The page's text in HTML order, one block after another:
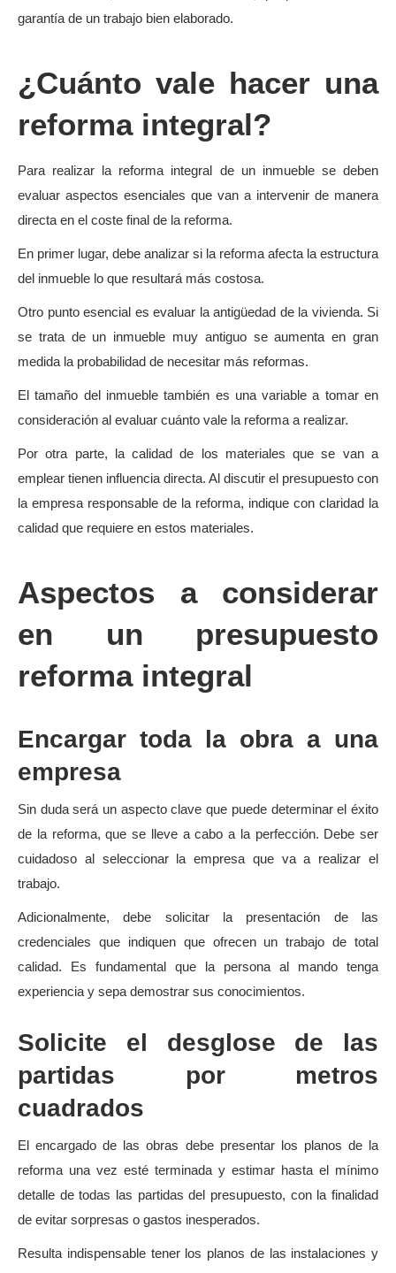
garantía de un trabajo bien elaborado.
¿Cuánto vale hacer una
reforma integral?
Para realizar la reforma integral de un inmueble se deben
evaluar aspectos esenciales que van a intervenir de manera
directa en el coste final de la reforma.
En primer lugar, debe analizar si la reforma afecta la estructura
del inmueble lo que resultará más costosa.
Otro punto esencial es evaluar la antigüedad de la vivienda. Si
se trata de un inmueble muy antiguo se aumenta en gran
medida la probabilidad de necesitar más reformas.
El tamaño del inmueble también es una variable a tomar en
consideración al evaluar cuánto vale la reforma a realizar.
Por otra parte, la calidad de los materiales que se van a
emplear tienen influencia directa. Al discutir el presupuesto con
la empresa responsable de la reforma, indique con claridad la
calidad que requiere en estos materiales.
Aspectos a considerar
en un presupuesto
reforma integral
Encargar toda la obra a una
empresa
Sin duda será un aspecto clave que puede determinar el éxito
de la reforma, que se lleve a cabo a la perfección. Debe ser
cuidadoso al seleccionar la empresa que va a realizar el
trabajo.
Adicionalmente, debe solicitar la presentación de las
credenciales que indiquen que ofrecen un trabajo de total
calidad. Es fundamental que la persona al mando tenga
experiencia y sepa demostrar sus conocimientos.
Solicite el desglose de las
partidas por metros
cuadrados
El encargado de las obras debe presentar los planos de la
reforma una vez esté terminada y estimar hasta el mínimo
detalle de todas las partidas del presupuesto, con la finalidad
de evitar sorpresas o gastos inesperados.
Resulta indispensable tener los planos de las instalaciones y